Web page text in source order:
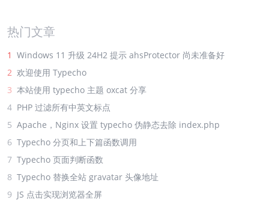
热门文章
1 Windows 11 升级 24H2 提示 ahsProtector 尚未准备好
2 欢迎使用 Typecho
3 本站使用 typecho 主题 oxcat 分享
4 PHP 过滤所有中英文标点
5 Apache，Nginx 设置 typecho 伪静态去除 index.php
6 Typecho 分页和上下篇函数调用
7 Typecho 页面判断函数
8 Typecho 替换全站 gravatar 头像地址
9 JS 点击实现浏览器全屏